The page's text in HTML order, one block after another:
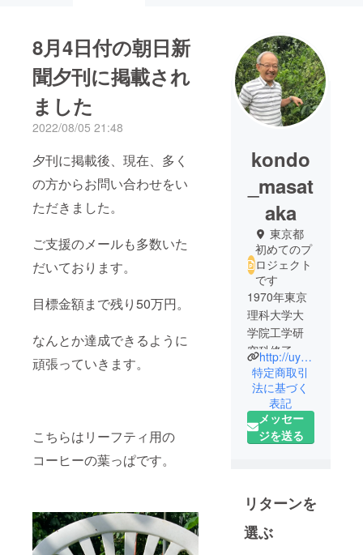
8月4日付の朝日新
聞夕刊に掲載され
ました
2022/08/05 21:48
夕刊に掲載後、現在、多く
の方からお問い合わせをい
ただきました。
ご支援のメールも多数いた
だいております。
目標金額まで残り50万円。
なんとか達成できるように
頑張っていきます。
こちらはリーフティ用の
コーヒーの葉っぱです。
kondo
_masat
aka
東京都
初めてのプ
ロジェクト
です
1970年東京
理科大学大
学院工学研
究科修了、
一級建築士
日本建築学
会学校建築
委員として
主に養護学
集成作成
1980年大阪
府、徳島県
http://uyagi-oki.org/
特定商取引
法に基づく
表記
メッセー
ジを送る
リターンを
選ぶ